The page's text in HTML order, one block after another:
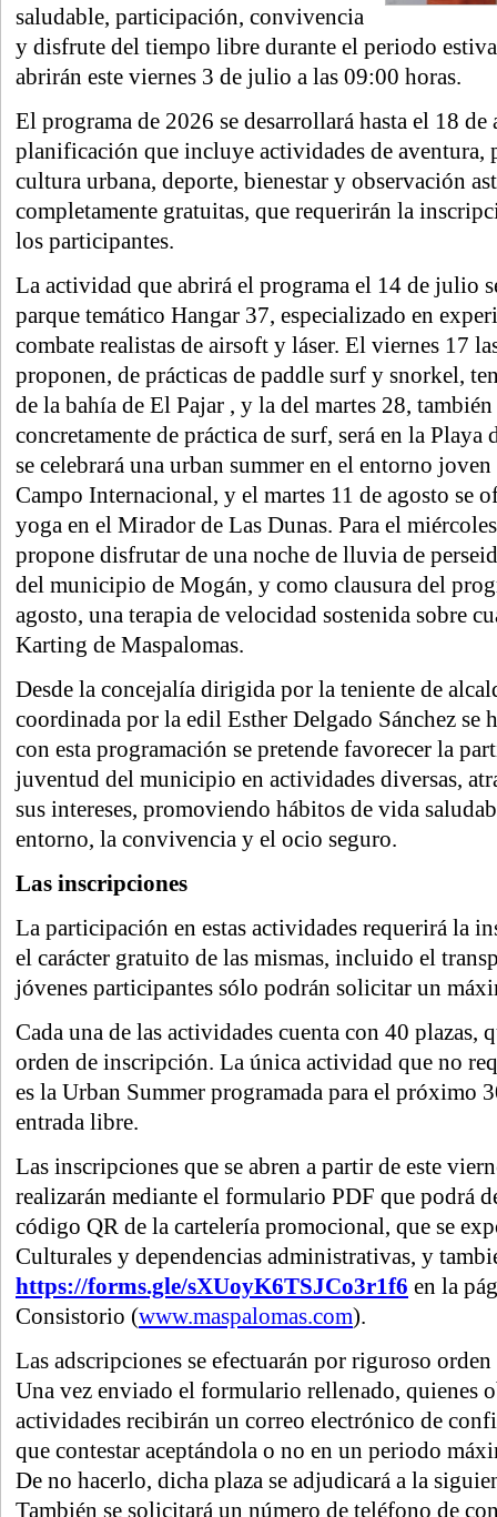
saludable, participación, convivencia
y disfrute del tiempo libre durante el periodo
abrirán este viernes 3 de julio a las 09:00 horas.
El programa de 2026 se desarrollará hasta el 18 de
planificación que incluye actividades de aventura,
cultura urbana, deporte, bienestar y observación
completamente gratuitas, que requerirán la
los participantes.
La actividad que abrirá el programa el 14 de julio
parque temático Hangar 37, especializado en
combate realistas de airsoft y láser. El viernes 17
proponen, de prácticas de paddle surf y snorkel,
de la bahía de El Pajar , y la del martes 28,
concretamente de práctica de surf, será en la
se celebrará una urban summer en el entorno
Campo Internacional, y el martes 11 de agosto se
yoga en el Mirador de Las Dunas. Para el
propone disfrutar de una noche de lluvia de
del municipio de Mogán, y como clausura del
agosto, una terapia de velocidad sostenida sobre
Karting de Maspalomas.
Desde la concejalía dirigida por la teniente de
coordinada por la edil Esther Delgado Sánchez se
con esta programación se pretende favorecer la
juventud del municipio en actividades diversas,
sus intereses, promoviendo hábitos de vida
entorno, la convivencia y el ocio seguro.
Las inscripciones
La participación en estas actividades requerirá la
el carácter gratuito de las mismas, incluido el
jóvenes participantes sólo podrán solicitar un
Cada una de las actividades cuenta con 40 plazas,
orden de inscripción. La única actividad que no
es la Urban Summer programada para el próximo
entrada libre.
Las inscripciones que se abren a partir de este
realizarán mediante el formulario PDF que podrá
código QR de la cartelería promocional, que se
Culturales y dependencias administrativas, y
https://forms.gle/sXUoyK6TSJCo3r1f6 en la
Consistorio (www.maspalomas.com).
Las adscripciones se efectuarán por riguroso
Una vez enviado el formulario rellenado, quienes
actividades recibirán un correo electrónico de
que contestar aceptándola o no en un periodo
De no hacerlo, dicha plaza se adjudicará a la
También se solicitará un número de teléfono de